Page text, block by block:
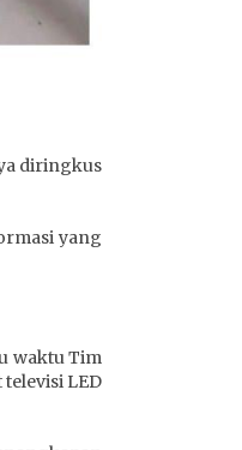
diringkus
yang
waktu Tim
LED